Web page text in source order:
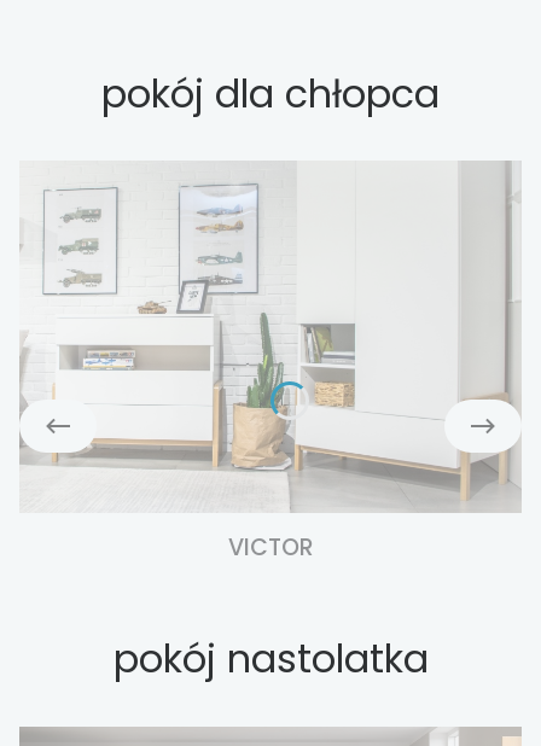
pokój dla chłopca
VICTOR
pokój nastolatka